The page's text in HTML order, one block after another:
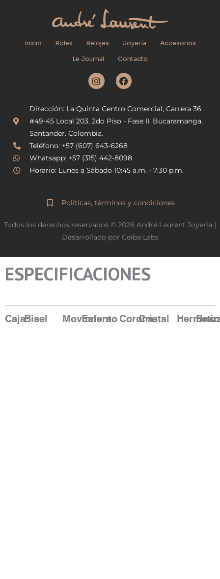
Inicio Rolex Relojes Joyería
Accesorios
Le Journal
Contacto
I
n
a
g
r
a
m
F
a
b
o
Dirección: La Quinta Centro Comercial, Carrera 36
#49-45 Local 203, 2do Piso - Fase II, Bucaramanga,
Santander. Colombia.
Teléfono: +57 (607) 643-6268
Whatsapp: +57 (315) 442-8098
Horario: Lunes a Sábado 10:45 a.m. - 7:30 p.m.
Políticas, términos y condiciones
Todos los derechos reservados © 2026 André Laurent Joyería |
Desarrollado por Ceiba Labs
ESPECIFICACIONES
CajaBisel Movimiento
Esfera CoronaCristal